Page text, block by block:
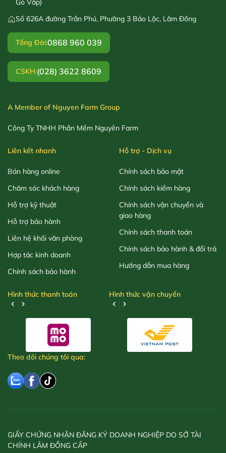
Gò Vấp)
Số 626A đường Trần Phú, Phường 3 Bảo Lộc, Lâm Đồng
Tổng Đài:0868 960 039
CSKH:(028) 3622 8609
A Member of Nguyen Farm Group
Công Ty TNHH Phần Mềm Nguyên Farm
Liên kết nhanh
Bán hàng online
Chăm sóc khách hàng
Hỗ trợ kỹ thuật
Hỗ trợ bảo hành
Liên hệ khối văn phòng
Hợp tác kinh doanh
Chính sách bảo hành
Hỗ trợ - Dịch vụ
Chính sách bảo mật
Chính sách kiểm hàng
Chính sách vận chuyển và
giao hàng
Chính sách thanh toán
Chính sách bảo hành & đổi trả
Hướng dẫn mua hàng
Hình thức thanh toán Hình thức vận chuyển
Theo dõi chúng tôi qua:
GIẤY CHỨNG NHẬN ĐĂNG KÝ DOANH NGHIỆP DO SỞ TÀI
CHÍNH LÂM ĐỒNG CẤP